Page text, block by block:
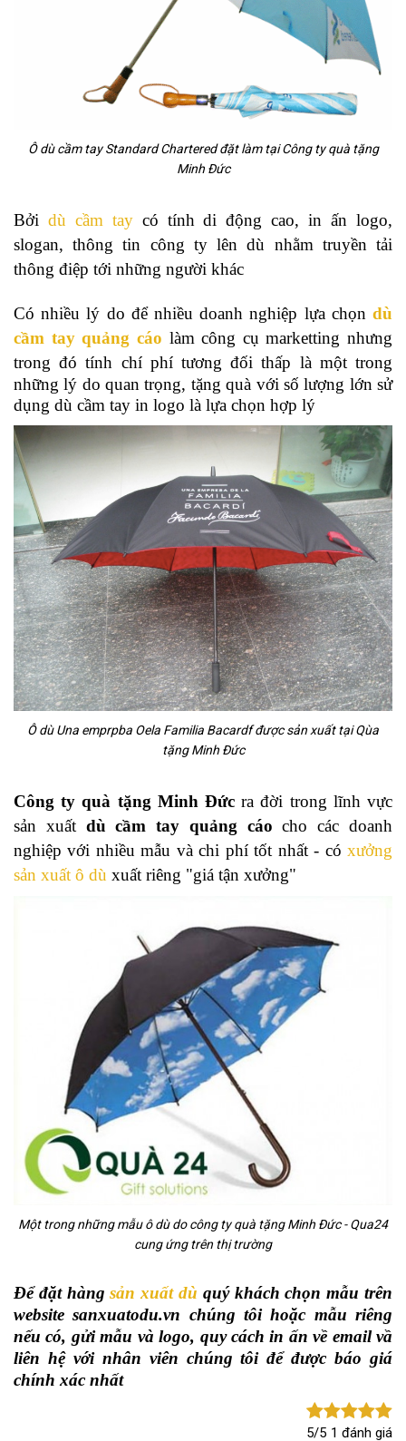
Ô dù cầm tay Standard Chartered đặt làm tại Công ty quà tặng
Minh Đức
Bởi dù cầm taycó tính di động cao, in ấn logo,
slogan, thông tin công ty lên dù nhằm truyền tải
thông điệp tới những người khác
Có nhiều lý do để nhiều doanh nghiệp lựa chọn dù
cầm tay quảng cáo làm công cụ marketting nhưng
trong đó tính chí phí tương đối thấp là một trong
những lý do quan trọng, tặng quà với số lượng lớn sử
dụng dù cầm tay in logo là lựa chọn hợp lý
Ô dù Una emprpba Oela Familia Bacardf được sản xuất tại Qùa
tặng Minh Đức
Công ty quà tặng Minh Đức ra đời trong lĩnh vực
sản xuất dù cầm tay quảng cáo cho các doanh
nghiệp với nhiều mẫu và chi phí tốt nhất - có xưởng
sản xuất ô dù xuất riêng "giá tận xưởng"
Một trong những mẫu ô dù do công ty quà tặng Minh Đức - Qua24
cung ứng trên thị trường
Để đặt hàngsản xuất dù quý khách chọn mẫu trên
website sanxuatodu.vn chúng tôi hoặc mẫu riêng
nếu có, gửi mẫu và logo, quy cách in ấn về email vầ
liên hệ với nhân viên chúng tôi để được báo giá
chính xác nhất
5/5 1 đánh giá